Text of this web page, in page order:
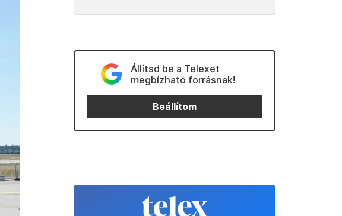
Állítsd be a Telexet
megbízható forrásnak!
Beállítom